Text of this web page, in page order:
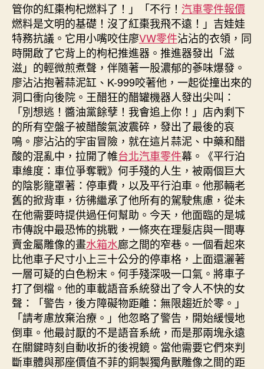
管你的紅棗枸杞燃料了！」「不行！ 汽車零件報價
燃料是文明的基礎！沒了紅棗我飛不遠！」吉娃娃
特務抗議。它用小嘴咬住廖VW零件沾沾的衣領，同
時開啟了它背上的枸杞推進器。推進器發出「滋
滋」的輕微煎煮聲，伴隨著一股濃郁的蔘味爆發。
廖沾沾抱著蒜泥缸、K-999咬著他，一起從撞出來的
洞口衝向後院。王醋狂的醋罐機器人發出尖叫：
「別想逃！醬油黨餘孽！我會追上你！」店內剩下
的所有空盤子被醋酸氣波震碎，發出了最後的哀
鳴。廖沾沾的宇宙冒險，就在這片蒜泥、中藥和醋
酸的混亂中，拉開了帷台北汽車零件幕。《平行泊
車維度：車位爭奪戰》何手殘的人生，被兩個巨大
的陰影籠罩著：停車費，以及平行泊車。他那輛老
舊的掀背車，彷彿繼承了他所有的駕駛焦慮，從未
在他需要時提供過任何幫助。今天，他面臨的是城
市傳說中最恐怖的挑戰，一條夾在理髮店與一間專
賣金屬雕像的畫水箱水廊之間的窄巷。一個看起來
比他車子尺寸小上三十公分的停車格，上面還灑著
一層可疑的白色粉末。何手殘深吸一口氣。將車子
打了倒檔。他的車載語音系統發出了令人不快的女
聲：「警告，後方障礙物距離：無限趨近於零。」
「請考慮放棄治療。」他忽略了警告，開始緩慢地
倒車。他最討厭的不是語音系統，而是那兩塊永遠
在關鍵時刻自動收折的後視鏡。當他需要它們來判
斷車體與那座價值不菲的銅製獨角獸雕像之間的距